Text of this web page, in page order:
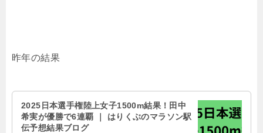
昨年の結果
2025日本選手権陸上女子1500m結果！田中
希実が優勝で6連覇 ｜ はりくぶのマラソン駅
伝予想結果ブログ